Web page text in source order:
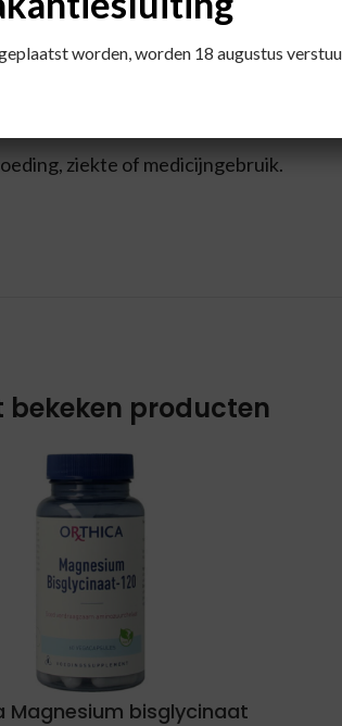
niet vervangen.
ziekte of medicijngebruik.
bekeken producten
Magnesium bisglycinaat
worden, worden 18 augustus